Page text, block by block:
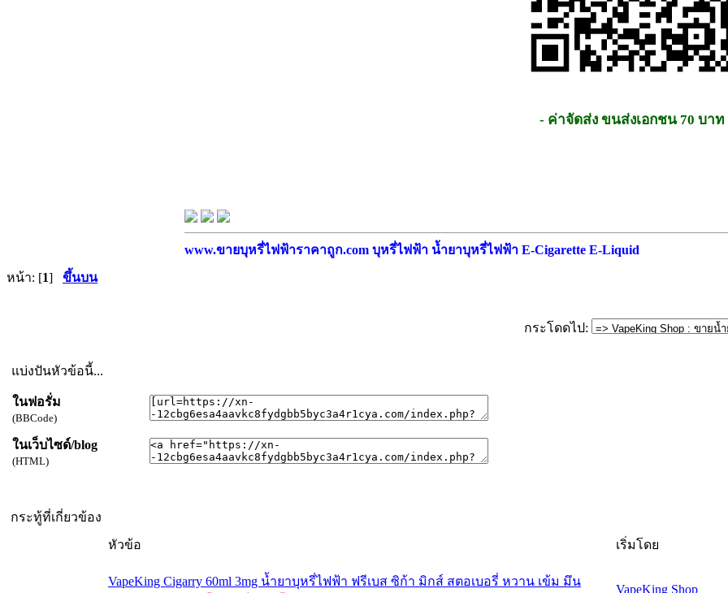
- ค่าจัดส่ง ขนส่งเอกชน 70 บาท
www.ขายบุหรี่ไฟฟ้าราคาถูก.com บุหรี่ไฟฟ้า น้ำยาบุหรี่ไฟฟ้า E-Cigarette E-Liquid
หน้า: [1] ขึ้นบน
กระโดดไป:
แบ่งปันหัวข้อนี้...
ในฟอรั่ม
(BBCode)
ในเว็บไซด์/blog
(HTML)
กระทู้ที่เกี่ยวข้อง
หัวข้อ
เริ่มโดย
VapeKing Cigarry 60ml 3mg น้ำยาบุหรี่ไฟฟ้า ฟรีเบส ซิก้า มิกส์ สตอเบอรี่ หวาน เข้ม มึน
VapeKing Shop